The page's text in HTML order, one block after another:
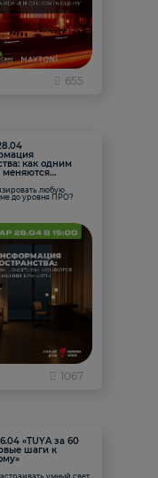
655
как одним
меняются
любую
до уровня ПРО?
1067
«TUYA за 60
шаги к